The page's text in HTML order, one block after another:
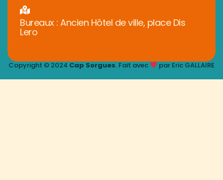
Bureaux : Ancien Hôtel de ville, place Dis
Lero
Copyright © 2024 Cap Sorgues. Fait avec par Eric GALLAIRE